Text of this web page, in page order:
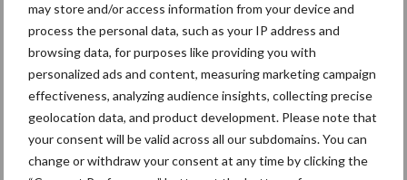
may store and/or access information from your device and
process the personal data, such as your IP address and
browsing data, for purposes like providing you with
personalized ads and content, measuring marketing campaign
effectiveness, analyzing audience insights, collecting precise
geolocation data, and product development. Please note that
your consent will be valid across all our subdomains. You can
change or withdraw your consent at any time by clicking the
Primaire
Sidebar
Recent nieuws Partner nieuws
Toon meer